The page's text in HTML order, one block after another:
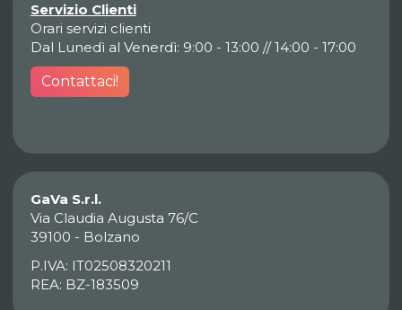
Servizio Clienti
Orari servizi clienti
Dal Lunedì al Venerdì: 9:00 - 13:00 // 14:00 - 17:00
Contattaci!
GaVa S.r.l.
Via Claudia Augusta 76/C
39100 - Bolzano
P.IVA: IT02508320211
REA: BZ-183509